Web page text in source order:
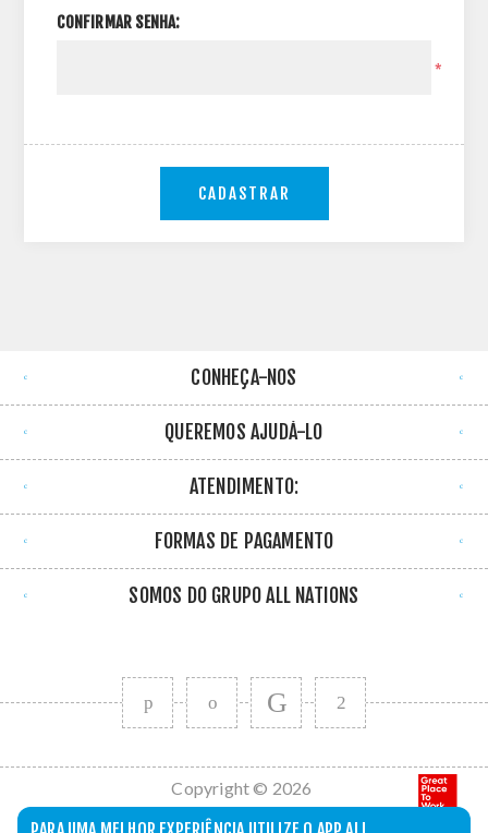
CONFIRMAR SENHA:
*
CADASTRAR
CONHEÇA-NOS
QUEREMOS AJUDÁ-LO
ATENDIMENTO:
FORMAS DE PAGAMENTO
SOMOS DO GRUPO ALL NATIONS
Copyright © 2026
All Nations. Todos